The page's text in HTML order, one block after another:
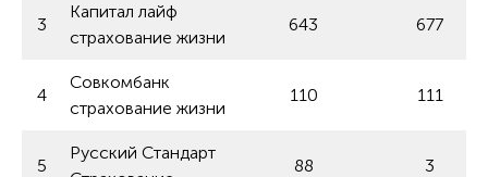
3
Капитал лайф
страхование жизни
643 677
4
Совкомбанк
страхование жизни
110 111
5
Русский Стандарт
88 3